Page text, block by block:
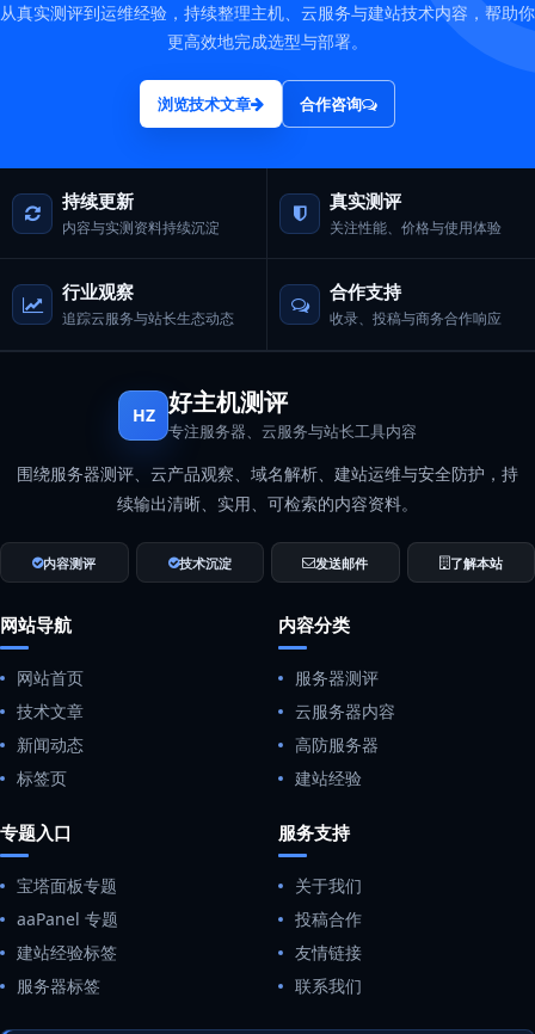
从真实测评到运维经验，持续整理主机、云服务与建站技术内容，帮助你
更高效地完成选型与部署。
浏览技术文章 合作咨询
持续更新
内容与实测资料持续沉淀
真实测评
关注性能、价格与使用体验
行业观察
追踪云服务与站长生态动态
合作支持
收录、投稿与商务合作响应
HZ 好主机测评
专注服务器、云服务与站长工具内容
围绕服务器测评、云产品观察、域名解析、建站运维与安全防护，持
续输出清晰、实用、可检索的内容资料。
内容测评 技术沉淀 发送邮件 了解本站
网站导航
网站首页
技术文章
新闻动态
标签页
内容分类
服务器测评
云服务器内容
高防服务器
建站经验
专题入口
宝塔面板专题
aaPanel 专题
建站经验标签
服务器标签
服务支持
关于我们
投稿合作
友情链接
联系我们